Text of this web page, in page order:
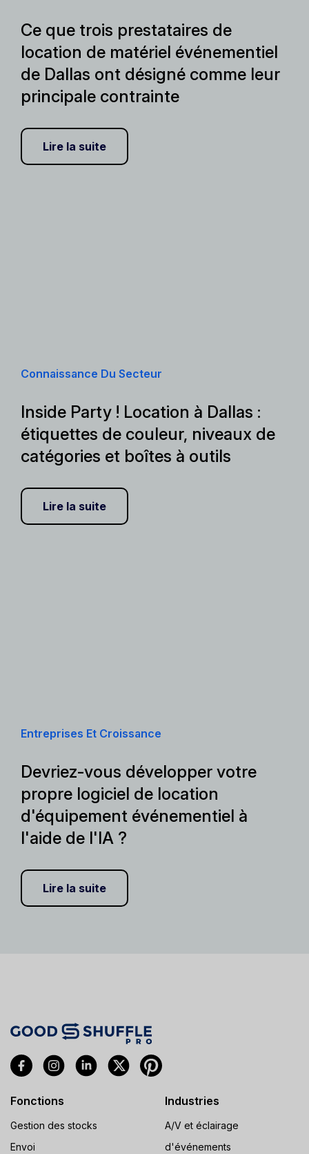
Ce que trois prestataires de
location de matériel événementiel
de Dallas ont désigné comme leur
principale contrainte
Lire la suite
Connaissance Du Secteur
Inside Party ! Location à Dallas :
étiquettes de couleur, niveaux de
catégories et boîtes à outils
Lire la suite
Entreprises Et Croissance
Devriez-vous développer votre
propre logiciel de location
d'équipement événementiel à
l'aide de l'IA ?
Lire la suite
Fonctions
Gestion des stocks
Envoi
Industries
A/V et éclairage
d'événements